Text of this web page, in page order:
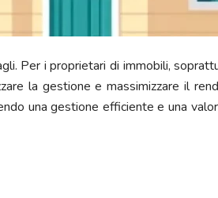
Per i proprietari di immobili,
la gestione e massimizzare il
una gestione efficiente e una